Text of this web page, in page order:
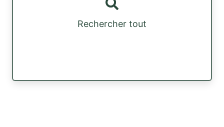
Rechercher tout